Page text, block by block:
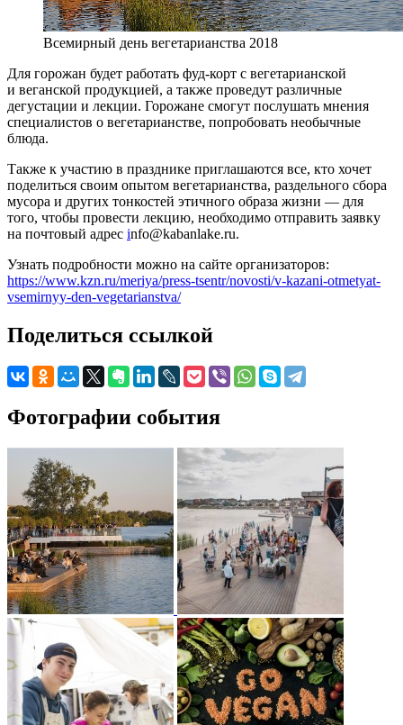
Всемирный день вегетарианства 2018
Для горожан будет работать фуд-корт с вегетарианской
и веганской продукцией, а также проведут различные
дегустации и лекции. Горожане смогут послушать мнения
специалистов о вегетарианстве, попробовать необычные
блюда.
Также к участию в празднике приглашаются все, кто хочет
поделиться своим опытом вегетарианства, раздельного сбора
мусора и других тонкостей этичного образа жизни — для
того, чтобы провести лекцию, необходимо отправить заявку
на почтовый адрес info@kabanlake.ru.
Узнать подробности можно на сайте организаторов:
https://www.kzn.ru/meriya/press-tsentr/novosti/v-kazani-otmetyat-
vsemirnyy-den-vegetarianstva/
Поделиться ссылкой
Фотографии события